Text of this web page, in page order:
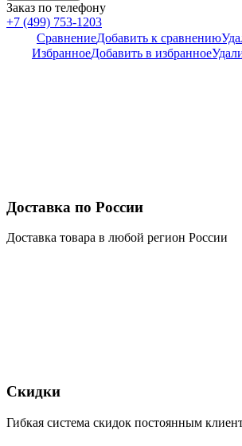
Заказ по телефону
+7 (499) 753-1203
СравнениеДобавить к сравнению
ИзбранноеДобавить в избранное
Доставка по России
Доставка товара в любой регион России
Скидки
Гибкая система скидок постоянным